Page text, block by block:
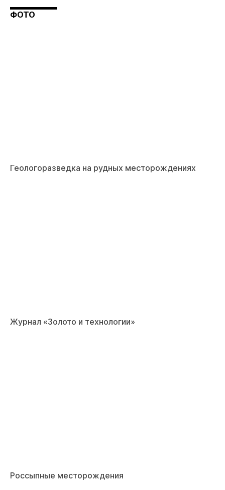
ФОТО
Геологоразведка на рудных месторождениях
Журнал «Золото и технологии»
Россыпные месторождения